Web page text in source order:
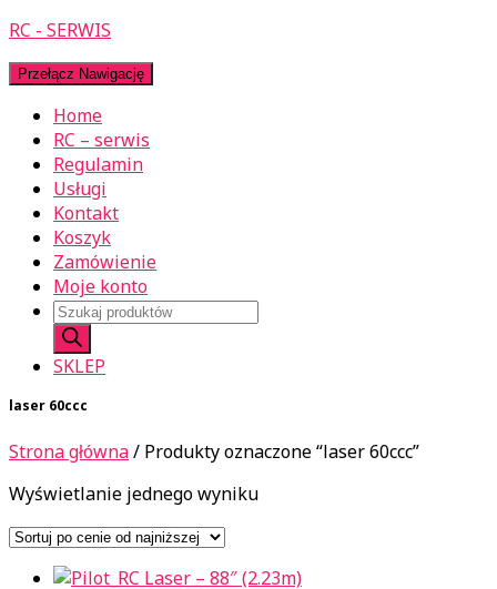
RC - SERWIS
Przełącz Nawigację
Home
RC – serwis
Regulamin
Usługi
Kontakt
Koszyk
Zamówienie
Moje konto
Wyszukiwarka
produktów
SKLEP
laser 60ccc
Strona główna/ Produkty oznaczone “laser 60ccc”
Wyświetlanie jednego wyniku